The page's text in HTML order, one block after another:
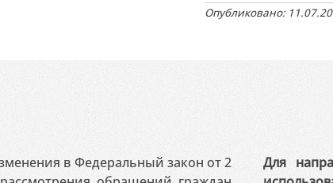
Опубликовано:
в Федеральный закон от 2
Для